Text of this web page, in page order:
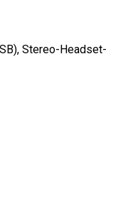
Stereo-Headset-